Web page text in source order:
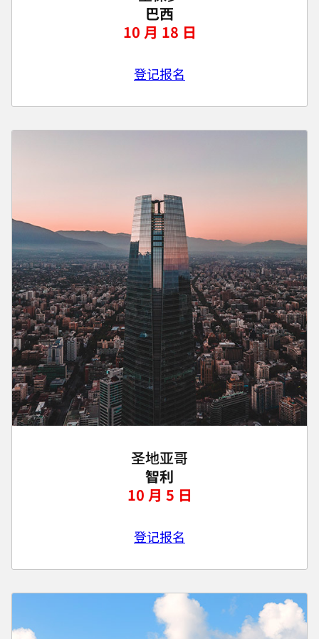
巴西
10 月 18 日
登记报名
圣地亚哥
智利
10 月 5 日
登记报名